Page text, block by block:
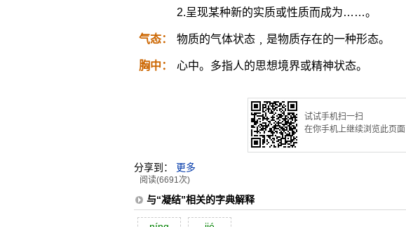
2.呈现某种新的实质或性质而成为……。
气态： 物质的气体状态﹐是物质存在的一种形态。
胸中： 心中。多指人的思想境界或精神状态。
试试手机扫一扫
在你手机上继续浏览此页面
分享到： 更多
阅读(6691次)
与“凝结”相关的字典解释